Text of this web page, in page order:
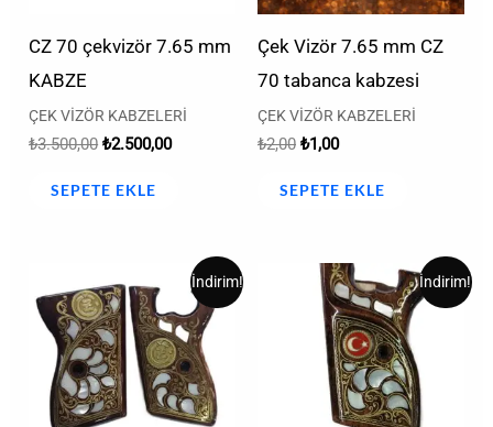
CZ 70 çekvizör 7.65 mm
KABZE
ÇEK VİZÖR KABZELERİ
₺3.500,00 ₺2.500,00
SEPETE EKLE
Çek Vizör 7.65 mm CZ
70 tabanca kabzesi
ÇEK VİZÖR KABZELERİ
₺2,00 ₺1,00
SEPETE EKLE
İndirim!
fiyat:
₺3.000,00.
andaki
fiyat:
₺2.000,00.
İndirim!
Orijinal
fiyat:
₺3.500,00.
Şu
andaki
fiyat:
₺2.750,00.